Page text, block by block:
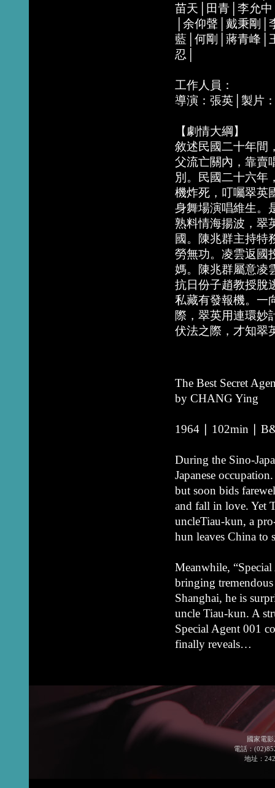
苗天│田青│李允
│余仰聲│戴秉剛
藍│何剛│蔣青峰│
忍│
工作人員：
導演：張英│製片
【劇情大綱】
敘述民國二十年間
父流亡關內，靠賣
別。民國二十六年
機炸死，叮囑翠英
身舞場演唱維生。
熟料情海揚波，翠
國。陳兆群主持特
勞無功。凌雲返國
媽。陳兆群屬意凌
抗日份子趙教授脫
私藏有發報機。一
際，翠英用連環妙
伏法之際，才知翠
The Best Secret
by CHANG Ying
1964 ∣ 102min ∣
During the Sino-
Japanese
but soon bids
and fall in love. Yet
uncleTiau-kun, a
hun leaves China to
Meanwhile, “Special
bringing
Shanghai, he is
uncle Tiau-kun. A
Special Agent 001
finally reveals…
國家電
電話：
地址：